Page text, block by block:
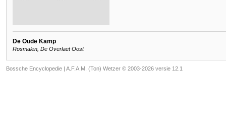
De Oude Kamp
Rosmalen, De Overlaet Oost
Bossche Encyclopedie | A.F.A.M. (Ton) Wetzer © 2003-2026 versie 12.1